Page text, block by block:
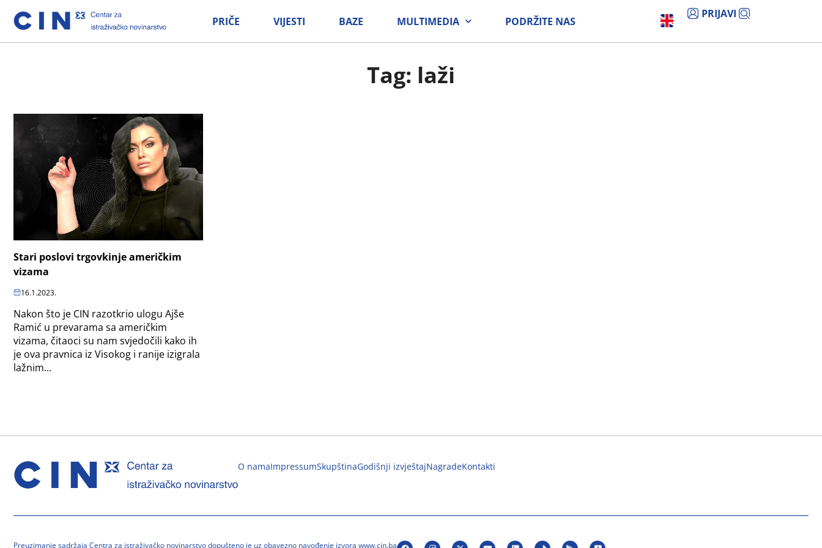
PRIČE VIJESTI BAZE MULTIMEDIA PODRŽITE NAS
PRIJAVI
Tag: laži
Stari poslovi trgovkinje američkim
vizama
16.1.2023.
Nakon što je CIN razotkrio ulogu Ajše
Ramić u prevarama sa američkim
vizama, čitaoci su nam svjedočili kako ih
je ova pravnica iz Visokog i ranije izigrala
lažnim...
O namaImpressumSkupštinaGodišnji izvještajNagradeKontakti
Preuzimanje sadržaja Centra za istraživačko novinarstvo dopušteno je uz obavezno navođenje izvora www.cin.ba